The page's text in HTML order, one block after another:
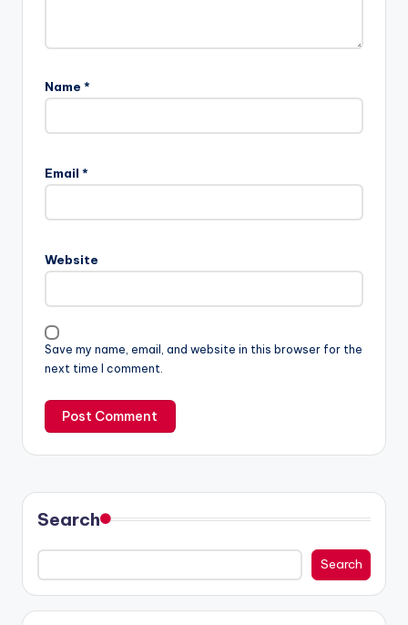
Name *
Email *
Website
Save my name, email, and website in this browser for the
next time I comment.
Search
Search